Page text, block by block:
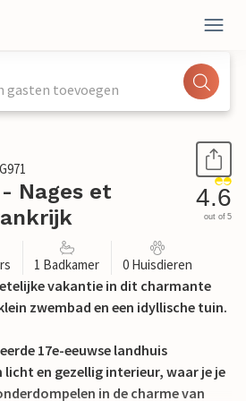
gasten toevoegen
Nages et
4.6
out of 5
1 Badkamer 0 Huisdieren
vakantie in dit charmante
zwembad en een idyllische tuin.
17e-eeuwse landhuis
en gezellig interieur, waar je je
in de charme van